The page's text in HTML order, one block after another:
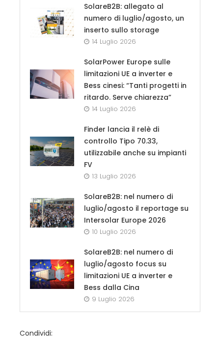
SolareB2B: allegato al
numero di luglio/agosto, un
inserto sullo storage
14 Luglio 2026
SolarPower Europe sulle
limitazioni UE a inverter e
Bess cinesi: “Tanti progetti in
ritardo. Serve chiarezza”
14 Luglio 2026
Finder lancia il relè di
controllo Tipo 70.33,
utilizzabile anche su impianti
FV
13 Luglio 2026
SolareB2B: nel numero di
luglio/agosto il reportage su
Intersolar Europe 2026
10 Luglio 2026
SolareB2B: nel numero di
luglio/agosto focus su
limitazioni UE a inverter e
Bess dalla Cina
9 Luglio 2026
Condividi: